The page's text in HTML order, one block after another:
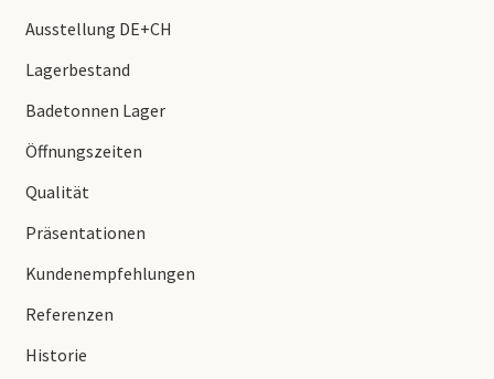
Ausstellung DE+CH
Lagerbestand
Badetonnen Lager
Öffnungszeiten
Qualität
Präsentationen
Kundenempfehlungen
Referenzen
Historie